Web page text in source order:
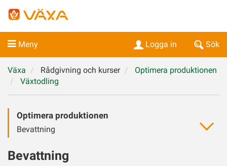
Meny Sök
Logga in
Växa Rådgivning och kurser
Optimera produktionen
Växtodling
Optimera produktionen
Bevattning
Bevattning